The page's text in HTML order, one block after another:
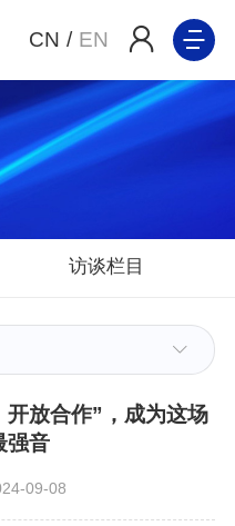
CN / EN
访谈栏目
放合作”，成为这场
强音
09-08